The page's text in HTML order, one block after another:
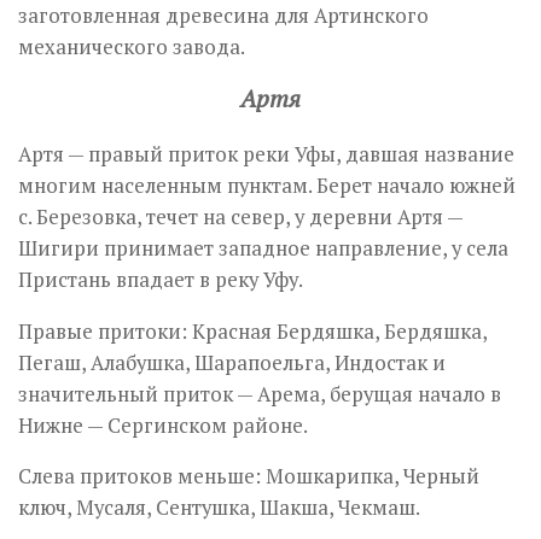
заготовленная древесина для Артинского
механического завода.
Артя
Артя — правый приток реки Уфы, давшая название
многим населенным пунктам. Берет начало южней
с. Березовка, течет на север, у деревни Артя —
Шигири принимает западное направление, у села
Пристань впадает в реку Уфу.
Правые притоки: Красная Бердяшка, Бердяшка,
Пегаш, Алабушка, Шарапоельга, Индостак и
значительный приток — Арема, берущая начало в
Нижне — Сергинском районе.
Слева притоков меньше: Мошкарипка, Черный
ключ, Мусаля, Сентушка, Шакша, Чекмаш.